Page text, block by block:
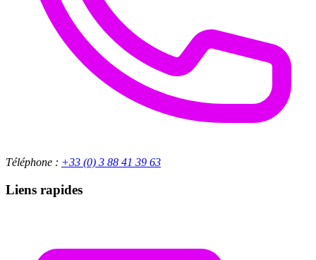
Téléphone : +33 (0) 3 88 41 39 63
Liens rapides